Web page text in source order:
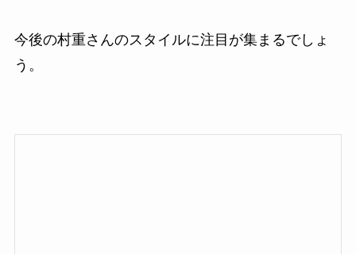
今後の村重さんのスタイルに注目が集まるでしょ
う。